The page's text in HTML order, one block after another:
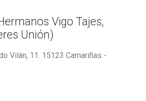
Vigo Tajes,
Unión)
Vilán, 11. 15123 Camariñas -